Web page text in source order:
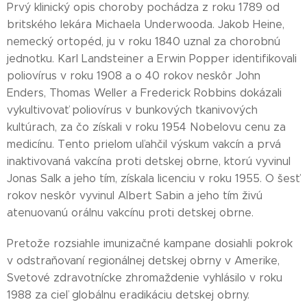
Prvý klinický opis choroby pochádza z roku 1789 od
britského lekára Michaela Underwooda. Jakob Heine,
nemecký ortopéd, ju v roku 1840 uznal za chorobnú
jednotku. Karl Landsteiner a Erwin Popper identifikovali
poliovírus v roku 1908 a o 40 rokov neskôr John
Enders, Thomas Weller a Frederick Robbins dokázali
vykultivovať poliovírus v bunkových tkanivových
kultúrach, za čo získali v roku 1954 Nobelovu cenu za
medicínu. Tento prielom uľahčil výskum vakcín a prvá
inaktivovaná vakcína proti detskej obrne, ktorú vyvinul
Jonas Salk a jeho tím, získala licenciu v roku 1955. O šesť
rokov neskôr vyvinul Albert Sabin a jeho tím živú
atenuovanú orálnu vakcínu proti detskej obrne.
Pretože rozsiahle imunizačné kampane dosiahli pokrok
v odstraňovaní regionálnej detskej obrny v Amerike,
Svetové zdravotnícke zhromaždenie vyhlásilo v roku
1988 za cieľ globálnu eradikáciu detskej obrny.